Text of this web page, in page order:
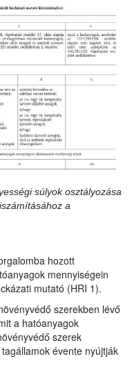
súlyok osztályozása
a
hozott
mennyiségein
mutató (HRI 1).
szerekben lévő
a hatóanyagok
szerek
évente nyújtják